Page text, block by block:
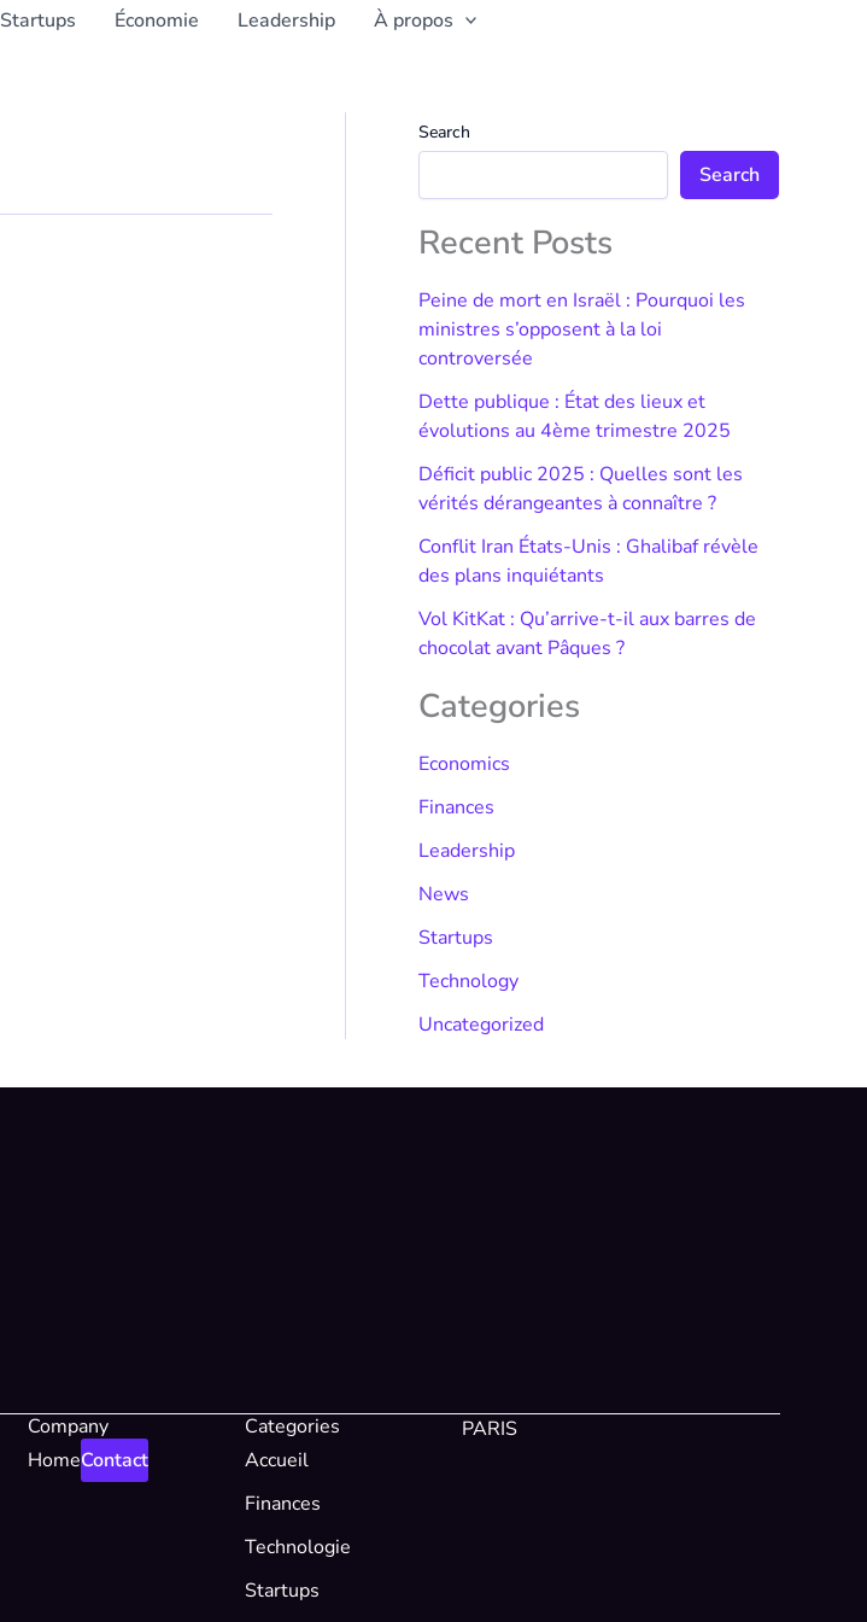
Startups Économie Leadership À propos
Search
Search
Recent Posts
Peine de mort en Israël : Pourquoi les
ministres s’opposent à la loi
controversée
Dette publique : État des lieux et
évolutions au 4ème trimestre 2025
Déficit public 2025 : Quelles sont les
vérités dérangeantes à connaître ?
Conflit Iran États-Unis : Ghalibaf révèle
des plans inquiétants
Vol KitKat : Qu’arrive-t-il aux barres de
chocolat avant Pâques ?
Categories
Economics
Finances
Leadership
News
Startups
Technology
Uncategorized
Company
HomeContact
Categories
Accueil
Finances
Technologie
Startups
PARIS